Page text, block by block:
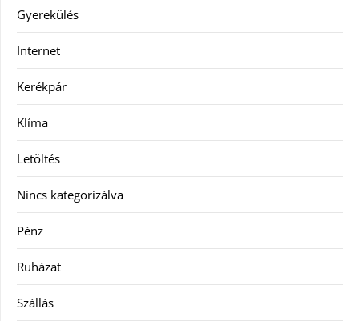
Gyerekülés
Internet
Kerékpár
Klíma
Letöltés
Nincs kategorizálva
Pénz
Ruházat
Szállás